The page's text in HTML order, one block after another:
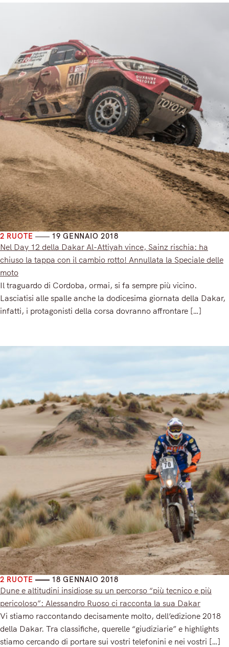
2 RUOTE 19 GENNAIO 2018
Nel Day 12 della Dakar Al-Attiyah vince, Sainz rischia: ha
chiuso la tappa con il cambio rotto! Annullata la Speciale delle
moto
Il traguardo di Cordoba, ormai, si fa sempre più vicino.
Lasciatisi alle spalle anche la dodicesima giornata della Dakar,
infatti, i protagonisti della corsa dovranno affrontare […]
2 RUOTE 18 GENNAIO 2018
Dune e altitudini insidiose su un percorso “più tecnico e più
pericoloso”: Alessandro Ruoso ci racconta la sua Dakar
Vi stiamo raccontando decisamente molto, dell’edizione 2018
della Dakar. Tra classifiche, querelle “giudiziarie” e highlights
stiamo cercando di portare sui vostri telefonini e nei vostri […]